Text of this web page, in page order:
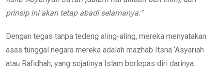
prinsip ini akan tetap abadi selamanya.”
Dengan tegas tanpa tedeng aling-aling, mereka menyatakan
asas tunggal negara mereka adalah mazhab Itsna ‘Asyariah
atau Rafidhah, yang sejatinya Islam berlepas diri darinya.